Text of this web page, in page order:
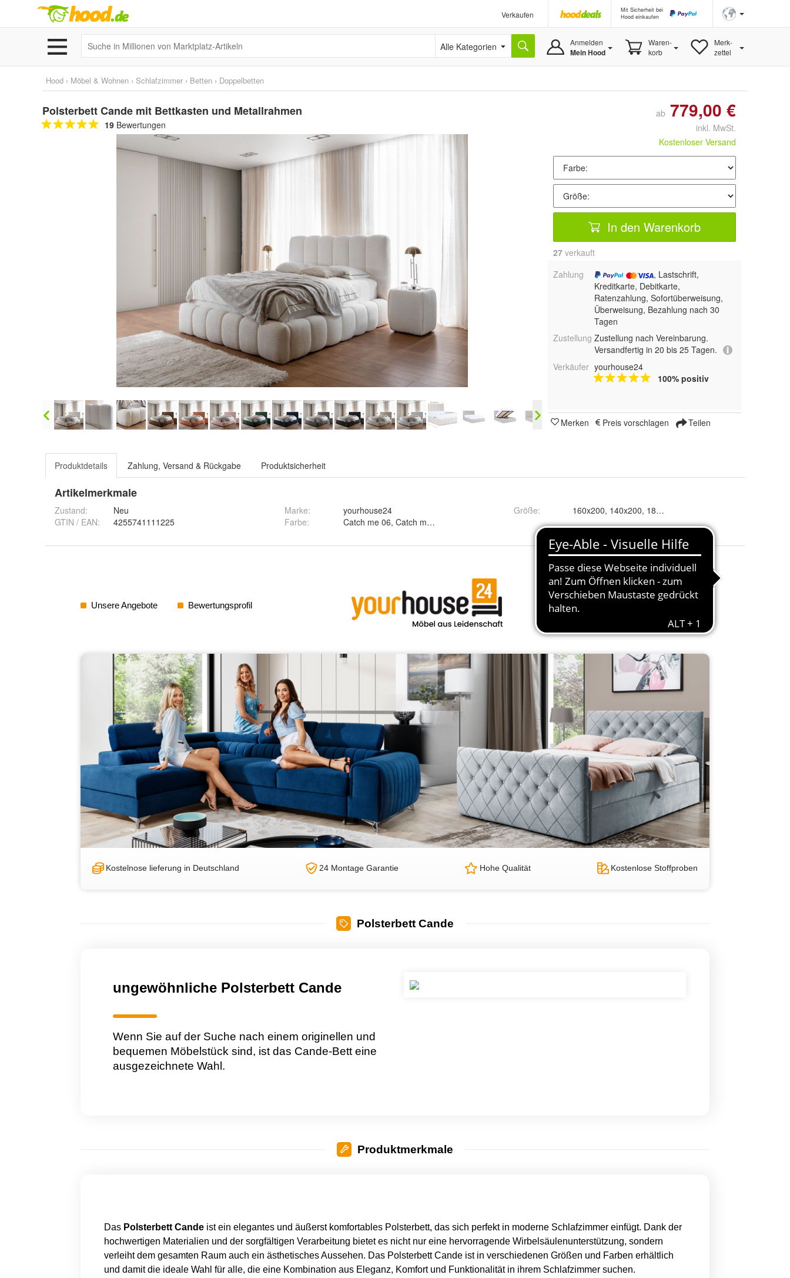
Verkaufen
Mit Sicherheit bei
Hood einkaufen
Alle Kategorien Anmelden
Mein Hood
Waren-
korb
Merk-
zettel
Hood › Möbel & Wohnen › Schlafzimmer › Betten › Doppelbetten
Polsterbett Cande mit Bettkasten und Metallrahmen
19 Bewertungen
ab 779,00 €
inkl. MwSt.
Kostenloser Versand
In den Warenkorb
27 verkauft
Zahlung
, Lastschrift,
Kreditkarte, Debitkarte,
Ratenzahlung, Sofortüberweisung,
Überweisung, Bezahlung nach 30
Tagen
Zustellung Zustellung nach Vereinbarung.
Versandfertig in 20 bis 25 Tagen.
Verkäufer yourhouse24
100% positiv
Merken Preis vorschlagen Teilen
Produktdetails Zahlung, Versand & Rückgabe Produktsicherheit
Artikelmerkmale
Zustand:
Neu
GTIN / EAN:
4255741111225
Marke:
yourhouse24
Farbe: Catch me 06, Catch me 02, Catch me 24, Catch me 27, Catch me 12, Catch me 07, Catch me 22, Catch me 18, Catch
Größe: